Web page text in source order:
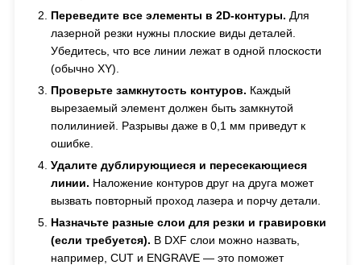
Переведите все элементы в 2D-контуры. Для
лазерной резки нужны плоские виды деталей.
Убедитесь, что все линии лежат в одной плоскости
(обычно XY).
Проверьте замкнутость контуров. Каждый
вырезаемый элемент должен быть замкнутой
полилинией. Разрывы даже в 0,1 мм приведут к
ошибке.
Удалите дублирующиеся и пересекающиеся
линии. Наложение контуров друг на друга может
вызвать повторный проход лазера и порчу детали.
Назначьте разные слои для резки и гравировки
(если требуется). В DXF слои можно назвать,
например, CUT и ENGRAVE — это поможет